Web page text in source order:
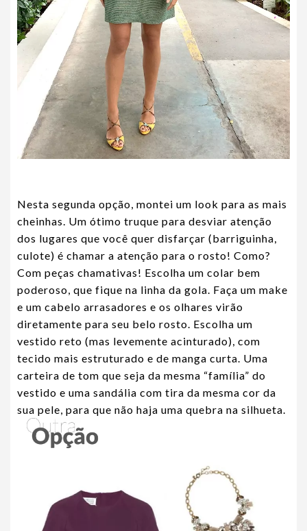
Nesta segunda opção, montei um look para as mais
cheinhas. Um ótimo truque para desviar atenção
dos lugares que você quer disfarçar (barriguinha,
culote) é chamar a atenção para o rosto! Como?
Com peças chamativas! Escolha um colar bem
poderoso, que fique na linha da gola. Faça um make
e um cabelo arrasadores e os olhares virão
diretamente para seu belo rosto. Escolha um
vestido reto (mas levemente acinturado), com
tecido mais estruturado e de manga curta. Uma
carteira de tom que seja da mesma “família” do
vestido e uma sandália com tira da mesma cor da
sua pele, para que não haja uma quebra na silhueta.